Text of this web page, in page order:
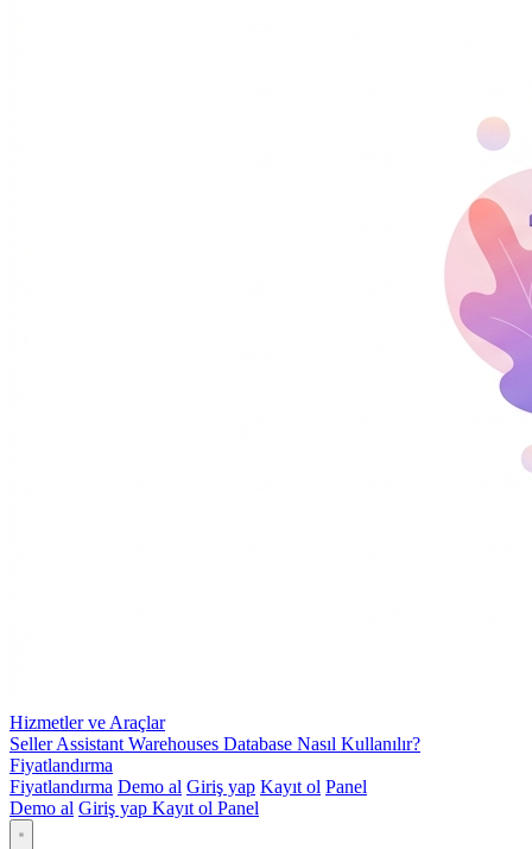
Hizmetler ve Araçlar
Seller Assistant Warehouses Database Nasıl Kullanılır?
Fiyatlandırma
Fiyatlandırma Demo al Giriş yap Kayıt ol Panel
Demo al Giriş yap Kayıt ol Panel